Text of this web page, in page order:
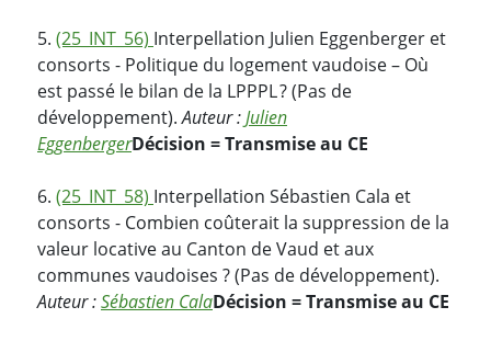
5. (25_INT_56) Interpellation Julien Eggenberger et
consorts - Politique du logement vaudoise – Où
est passé le bilan de la LPPPL ? (Pas de
développement).Auteur :Julien
EggenbergerDécision = Transmise au CE
6. (25_INT_58) Interpellation Sébastien Cala et
consorts - Combien coûterait la suppression de la
valeur locative au Canton de Vaud et aux
communes vaudoises ? (Pas de développement).
Auteur :Sébastien CalaDécision = Transmise au CE